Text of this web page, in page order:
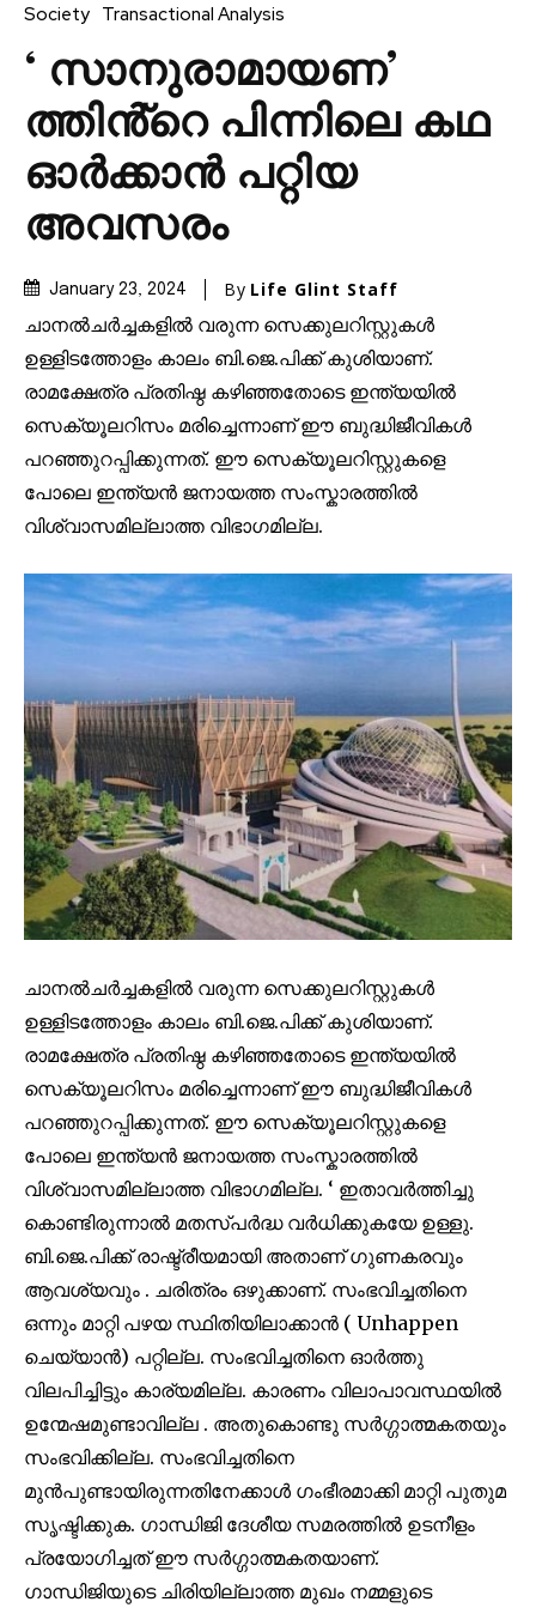
Join our community of
SUBSCRIBERS and be part of the
conversation.
To subscribe, simply enter your email address on our website
or click the subscribe button below. Don't worry, we respect
your privacy and won't spam your inbox. Your information is
safe with us.
32,111
Followers
32,214 11,243
Society Transactional Analysis
‘ സാനുരാമായണ’
ത്തിൻ്റെ പിന്നിലെ കഥ
ഓർക്കാൻ പറ്റിയ
അവസരം
January 23, 2024 By Life Glint Staff
ചാനൽചർച്ചകളിൽ വരുന്ന സെക്കുലറിസ്റ്റുകൾ
ഉള്ളിടത്തോളം കാലം ബി.ജെ.പിക്ക് കുശിയാണ്.
രാമക്ഷേത്ര പ്രതിഷ്ഠ കഴിഞ്ഞതോടെ ഇന്ത്യയിൽ
സെക്യൂലറിസം മരിച്ചെന്നാണ് ഈ ബുദ്ധിജീവികൾ
പറഞ്ഞുറപ്പിക്കുന്നത്. ഈ സെക്യൂലറിസ്റ്റുകളെ
പോലെ ഇന്ത്യൻ ജനായത്ത സംസ്കാരത്തിൽ
വിശ്വാസമില്ലാത്ത വിഭാഗമില്ല.
ചാനൽചർച്ചകളിൽ വരുന്ന സെക്കുലറിസ്റ്റുകൾ
ഉള്ളിടത്തോളം കാലം ബി.ജെ.പിക്ക് കുശിയാണ്.
രാമക്ഷേത്ര പ്രതിഷ്ഠ കഴിഞ്ഞതോടെ ഇന്ത്യയിൽ
സെക്യൂലറിസം മരിച്ചെന്നാണ് ഈ ബുദ്ധിജീവികൾ
പറഞ്ഞുറപ്പിക്കുന്നത്. ഈ സെക്യൂലറിസ്റ്റുകളെ
പോലെ ഇന്ത്യൻ ജനായത്ത സംസ്കാരത്തിൽ
വിശ്വാസമില്ലാത്ത വിഭാഗമില്ല. ‘ ഇതാവർത്തിച്ചു
കൊണ്ടിരുന്നാൽ മതസ്പർദ്ധ വർധിക്കുകയേ ഉള്ളു.
ബി.ജെ.പിക്ക് രാഷ്ട്രീയമായി അതാണ് ഗുണകരവും
ആവശ്യവും . ചരിത്രം ഒഴുക്കാണ്. സംഭവിച്ചതിനെ
ഒന്നും മാറ്റി പഴയ സ്ഥിതിയിലാക്കാൻ ( Unhappen
ചെയ്യാൻ) പറ്റില്ല. സംഭവിച്ചതിനെ ഓർത്തു
വിലപിച്ചിട്ടും കാര്യമില്ല. കാരണം വിലാപാവസ്ഥയിൽ
ഉന്മേഷമുണ്ടാവില്ല . അതുകൊണ്ടു സർഗ്ഗാത്മകതയും
സംഭവിക്കില്ല. സംഭവിച്ചതിനെ
മുൻപുണ്ടായിരുന്നതിനേക്കാൾ ഗംഭീരമാക്കി മാറ്റി പുതുമ
സൃഷ്ടിക്കുക. ഗാന്ധിജി ദേശീയ സമരത്തിൽ ഉടനീളം
പ്രയോഗിച്ചത് ഈ സർഗ്ഗാത്മകതയാണ്.
ഗാന്ധിജിയുടെ ചിരിയില്ലാത്ത മുഖം നമ്മളുടെ